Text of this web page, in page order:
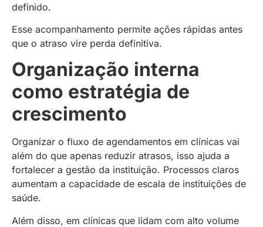
definido.
Esse acompanhamento permite ações rápidas antes
que o atraso vire perda definitiva.
Organização interna
como estratégia de
crescimento
Organizar o fluxo de agendamentos em clínicas vai
além do que apenas reduzir atrasos, isso ajuda a
fortalecer a gestão da instituição. Processos claros
aumentam a capacidade de escala de instituições de
saúde.
Além disso, em clínicas que lidam com alto volume